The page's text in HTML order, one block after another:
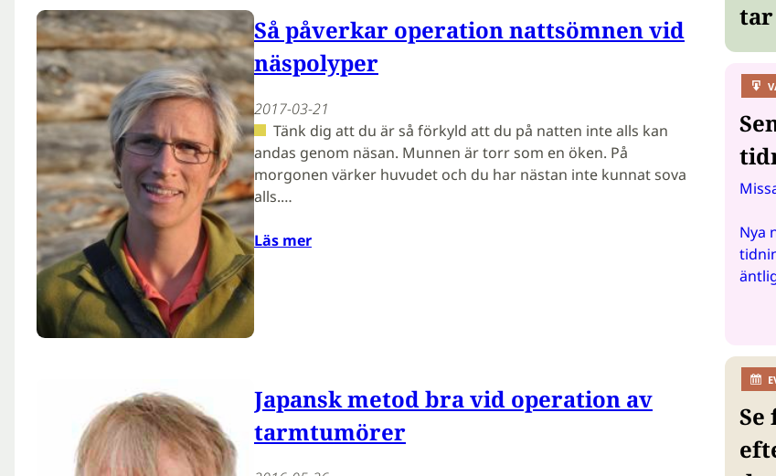
Så påverkar operation nattsömnen vid
näspolyper
2017-03-21
Tänk dig att du är så förkyld att du på natten inte alls kan
andas genom näsan. Munnen är torr som en öken. På
morgonen värker huvudet och du har nästan inte kunnat sova
alls.…
Läs mer
Japansk metod bra vid operation av
tarmtumörer
Nya
Se